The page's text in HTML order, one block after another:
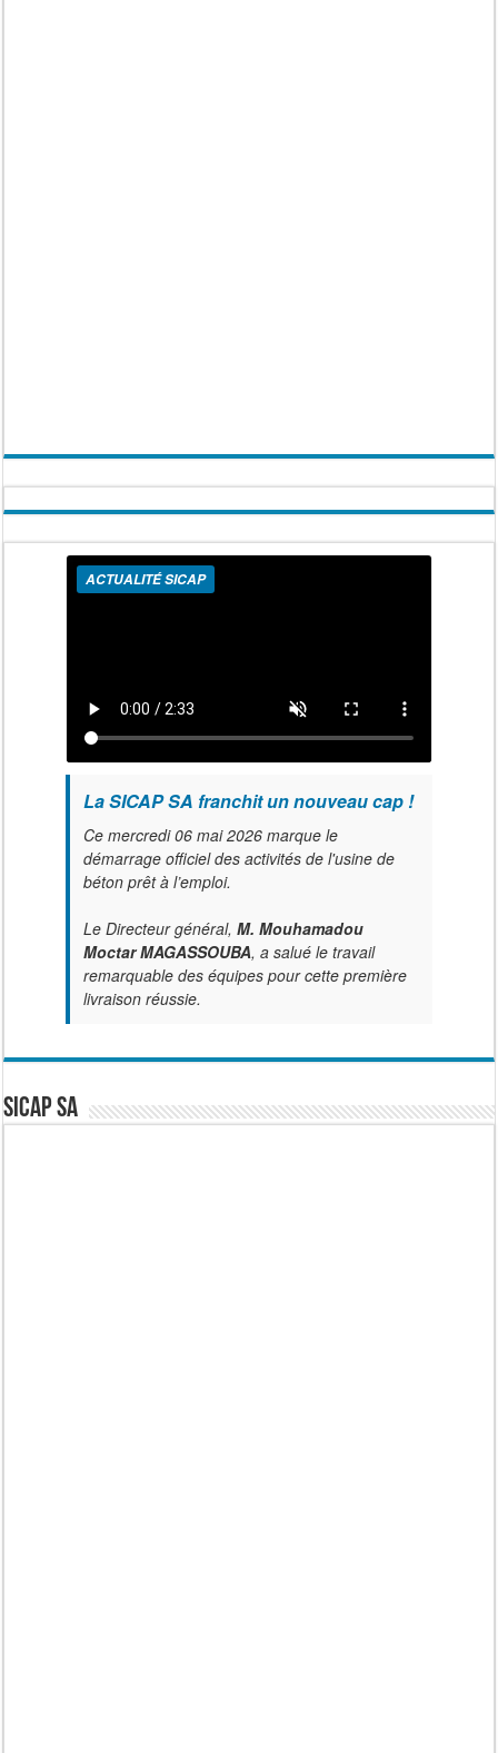
ACTUALITÉ SICAP
La SICAP SA franchit un nouveau cap !
Ce mercredi 06 mai 2026 marque le
démarrage officiel des activités de l'usine de
béton prêt à l’emploi.
Le Directeur général, M. Mouhamadou
Moctar MAGASSOUBA, a salué le travail
remarquable des équipes pour cette première
livraison réussie.
SICAP SA